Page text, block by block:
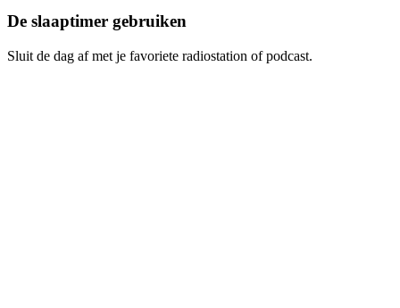
De slaaptimer gebruiken
Sluit de dag af met je favoriete radiostation of podcast.